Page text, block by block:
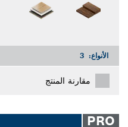
الأنواع: 3
مقارنة المنتج
PRO